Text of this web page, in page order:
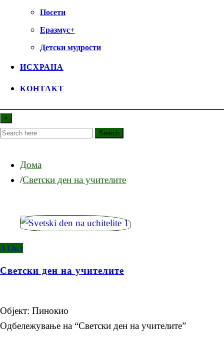
Посети
Еразмус+
Детски мудрости
ИСХРАНА
КОНТАКТ
×
Search
Дома
Светски ден на учителите
3 Окт
Светски ден на учителите
Објект: Пинокио
Одбележување на “Светски ден на учителите”